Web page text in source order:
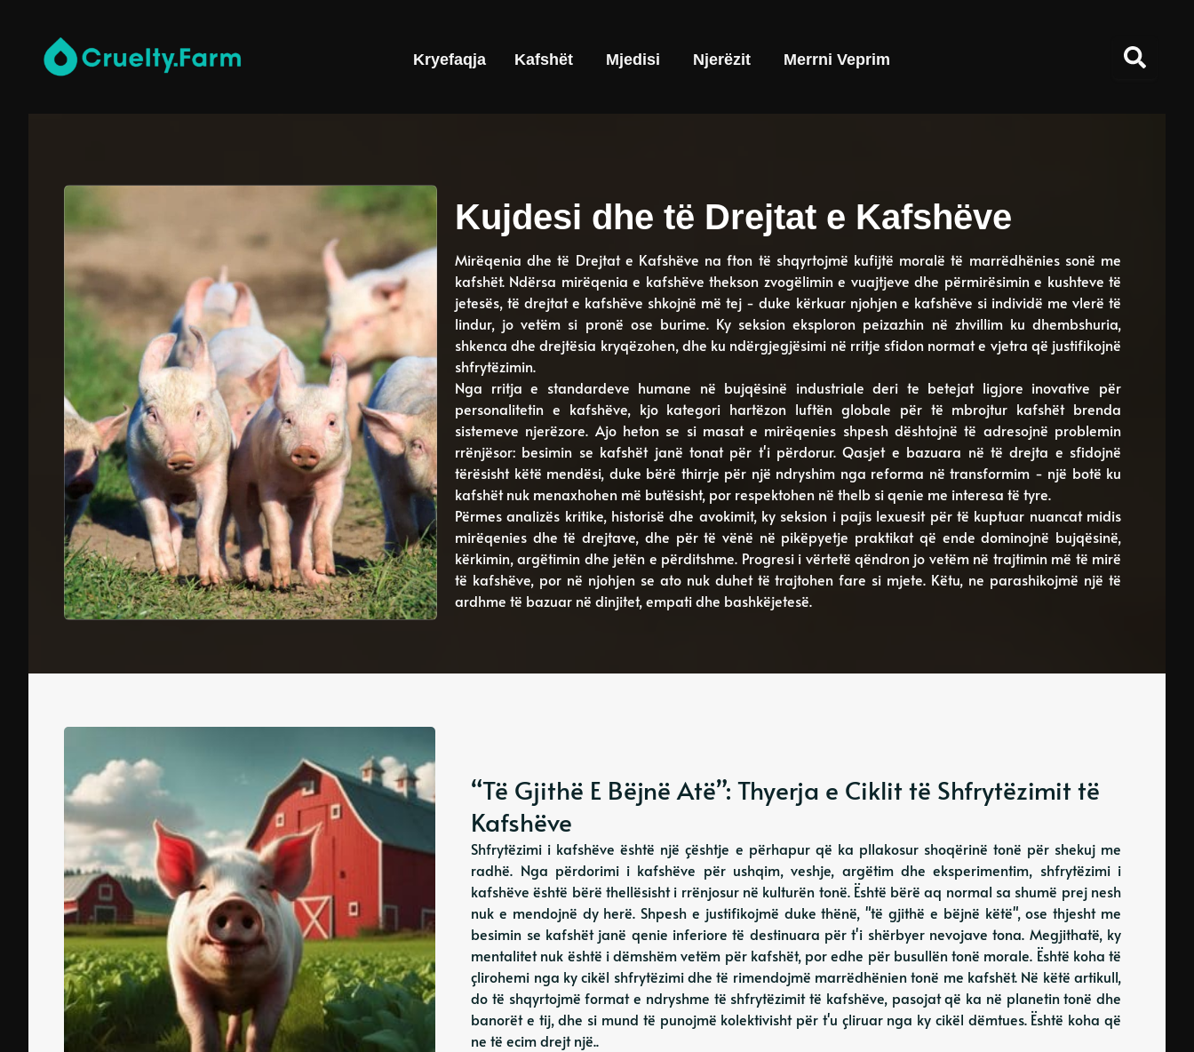
Kryefaqja Kafshët Mjedisi Njerëzit Merrni Veprim
Kujdesi dhe të Drejtat e Kafshëve
Mirëqenia dhe të Drejtat e Kafshëve na fton të shqyrtojmë kufijtë moralë të marrëdhënies sonë me
kafshët. Ndërsa mirëqenia e kafshëve thekson zvogëlimin e vuajtjeve dhe përmirësimin e kushteve të
jetesës, të drejtat e kafshëve shkojnë më tej - duke kërkuar njohjen e kafshëve si individë me vlerë të
lindur, jo vetëm si pronë ose burime. Ky seksion eksploron peizazhin në zhvillim ku dhembshuria,
shkenca dhe drejtësia kryqëzohen, dhe ku ndërgjegjësimi në rritje sfidon normat e vjetra që justifikojnë
shfrytëzimin.
Nga rritja e standardeve humane në bujqësinë industriale deri te betejat ligjore inovative për
personalitetin e kafshëve, kjo kategori hartëzon luftën globale për të mbrojtur kafshët brenda
sistemeve njerëzore. Ajo heton se si masat e mirëqenies shpesh dështojnë të adresojnë problemin
rrënjësor: besimin se kafshët janë tonat për t'i përdorur. Qasjet e bazuara në të drejta e sfidojnë
tërësisht këtë mendësi, duke bërë thirrje për një ndryshim nga reforma në transformim - një botë ku
kafshët nuk menaxhohen më butësisht, por respektohen në thelb si qenie me interesa të tyre.
Përmes analizës kritike, historisë dhe avokimit, ky seksion i pajis lexuesit për të kuptuar nuancat midis
mirëqenies dhe të drejtave, dhe për të vënë në pikëpyetje praktikat që ende dominojnë bujqësinë,
kërkimin, argëtimin dhe jetën e përditshme. Progresi i vërtetë qëndron jo vetëm në trajtimin më të mirë
të kafshëve, por në njohjen se ato nuk duhet të trajtohen fare si mjete. Këtu, ne parashikojmë një të
ardhme të bazuar në dinjitet, empati dhe bashkëjetesë.
“Të Gjithë E Bëjnë Atë”: Thyerja e Ciklit të Shfrytëzimit të
Kafshëve
Shfrytëzimi i kafshëve është një çështje e përhapur që ka pllakosur shoqërinë tonë për shekuj me
radhë. Nga përdorimi i kafshëve për ushqim, veshje, argëtim dhe eksperimentim, shfrytëzimi i
kafshëve është bërë thellësisht i rrënjosur në kulturën tonë. Është bërë aq normal sa shumë prej nesh
nuk e mendojnë dy herë. Shpesh e justifikojmë duke thënë, "të gjithë e bëjnë këtë", ose thjesht me
besimin se kafshët janë qenie inferiore të destinuara për t'i shërbyer nevojave tona. Megjithatë, ky
mentalitet nuk është i dëmshëm vetëm për kafshët, por edhe për busullën tonë morale. Është koha të
çlirohemi nga ky cikël shfrytëzimi dhe të rimendojmë marrëdhënien tonë me kafshët. Në këtë artikull,
do të shqyrtojmë format e ndryshme të shfrytëzimit të kafshëve, pasojat që ka në planetin tonë dhe
banorët e tij, dhe si mund të punojmë kolektivisht për t'u çliruar nga ky cikël dëmtues. Është koha që
ne të ecim drejt një..